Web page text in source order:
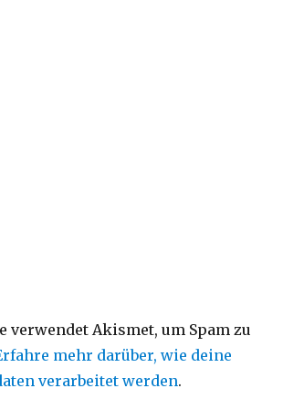
verwendet Akismet, um Spam zu
mehr darüber, wie deine
verarbeitet werden.